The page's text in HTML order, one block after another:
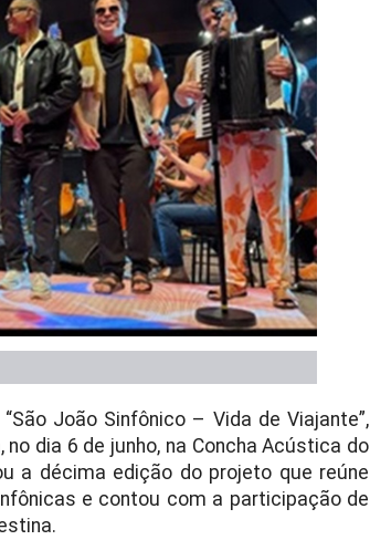
João Sinfônico – Vida de Viajante”,
dia 6 de junho, na Concha Acústica do
a décima edição do projeto que reúne
e contou com a participação de